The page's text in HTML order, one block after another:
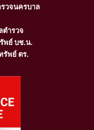
วจนครบาล
ตำรวจ
พย์ บช.น.
พย์ ตร.